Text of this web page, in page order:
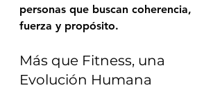
personas que buscan coherencia,
fuerza y propósito.
Más que Fitness, una
Evolución Humana